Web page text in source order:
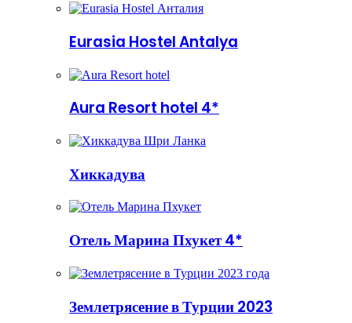
Eurasia Hostel Antalya
Aura Resort hotel 4*
Хиккадува
Отель Марина Пхукет 4*
Землетрясение в Турции 2023